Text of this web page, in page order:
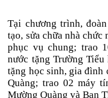
Tại chương trình,
tạo, sửa chữa nhà
phục vụ chung; trao
nước tặng Trường
tặng học sinh, gia đình
Quàng; trao 02 máy
Mường Quàng và Ban